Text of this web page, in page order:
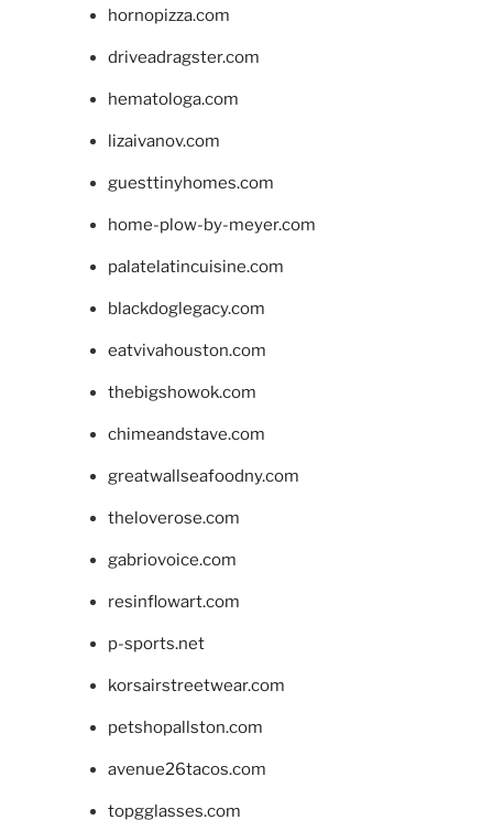
hornopizza.com
driveadragster.com
hematologa.com
lizaivanov.com
guesttinyhomes.com
home-plow-by-meyer.com
palatelatincuisine.com
blackdoglegacy.com
eatvivahouston.com
thebigshowok.com
chimeandstave.com
greatwallseafoodny.com
theloverose.com
gabriovoice.com
resinflowart.com
p-sports.net
korsairstreetwear.com
petshopallston.com
avenue26tacos.com
topgglasses.com